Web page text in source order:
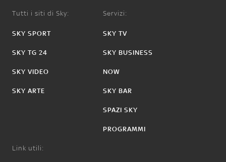
Tutti i siti di Sky:
SKY SPORT
SKY TG 24
SKY VIDEO
SKY ARTE
Servizi:
SKY TV
SKY BUSINESS
NOW
SKY BAR
SPAZI SKY
PROGRAMMI
Link utili: